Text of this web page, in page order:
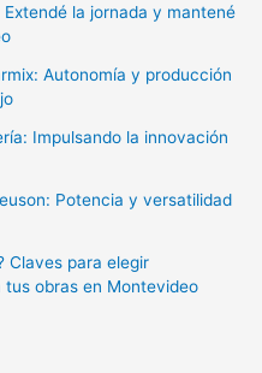
la jornada y mantené
Autonomía y producción
Impulsando la innovación
Potencia y versatilidad
Claves para elegir
tus obras en Montevideo